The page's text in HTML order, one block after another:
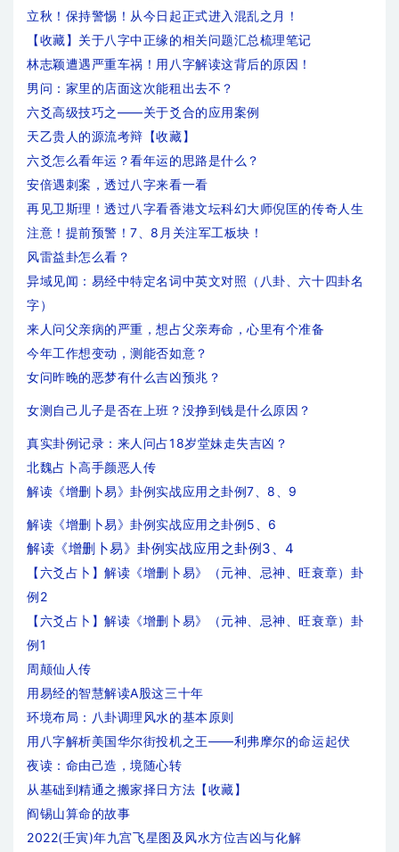
立秋！保持警惕！从今日起正式进入混乱之月！
【收藏】关于八字中正缘的相关问题汇总梳理笔记
林志颖遭遇严重车祸！用八字解读这背后的原因！
男问：家里的店面这次能租出去不？
六爻高级技巧之——关于爻合的应用案例
天乙贵人的源流考辩【收藏】
六爻怎么看年运？看年运的思路是什么？
安倍遇刺案，透过八字来看一看
再见卫斯理！透过八字看香港文坛科幻大师倪匡的传奇人生
注意！提前预警！7、8月关注军工板块！
风雷益卦怎么看？
异域见闻：易经中特定名词中英文对照（八卦、六十四卦名
字）
来人问父亲病的严重，想占父亲寿命，心里有个准备
今年工作想变动，测能否如意？
女问昨晚的恶梦有什么吉凶预兆？
女测自己儿子是否在上班？没挣到钱是什么原因？
真实卦例记录：来人问占18岁堂妹走失吉凶？
北魏占卜高手颜恶人传
解读《增删卜易》卦例实战应用之卦例7、8、9
解读《增删卜易》卦例实战应用之卦例5、6
解读《增删卜易》卦例实战应用之卦例3、4
【六爻占卜】解读《增删卜易》（元神、忌神、旺衰章）卦
例2
【六爻占卜】解读《增删卜易》（元神、忌神、旺衰章）卦
例1
周颠仙人传
用易经的智慧解读A股这三十年
环境布局：八卦调理风水的基本原则
用八字解析美国华尔街投机之王——利弗摩尔的命运起伏
夜读：命由己造，境随心转
从基础到精通之搬家择日方法【收藏】
阎锡山算命的故事
2022(壬寅)年九宫飞星图及风水方位吉凶与化解